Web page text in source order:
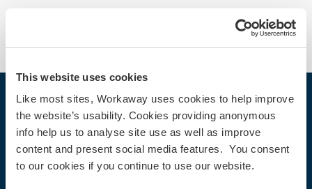
This website uses cookies
Like most sites, Workaway uses cookies to help improve
the website’s usability. Cookies providing anonymous
info help us to analyse site use as well as improve
content and present social media features. You consent
to our cookies if you continue to use our website.
Buscar a un anfitrión
Información para anfitriones
Información para workawayers